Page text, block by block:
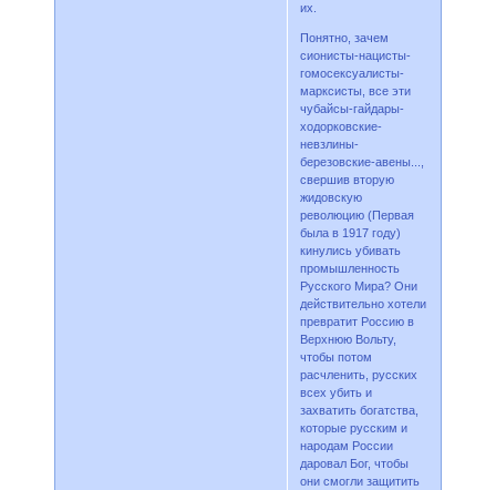
их.
Понятно, зачем
сионисты-нацисты-
гомосексуалисты-
марксисты, все эти
чубайсы-гайдары-
ходорковские-
невзлины-
березовские-авены...,
свершив вторую
жидовскую
революцию (Первая
была в 1917 году)
кинулись убивать
промышленность
Русского Мира? Они
действительно хотели
превратит Россию в
Верхнюю Вольту,
чтобы потом
расчленить, русских
всех убить и
захватить богатства,
которые русским и
народам России
даровал Бог, чтобы
они смогли защитить